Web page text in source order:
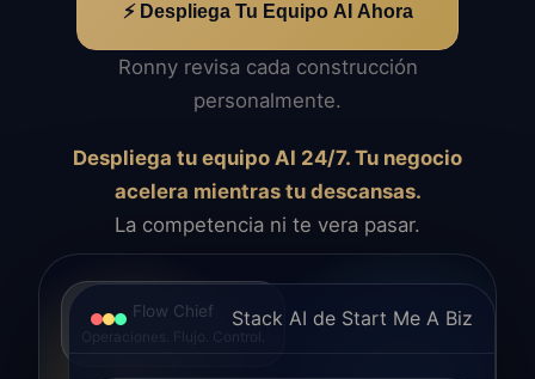
⚡ Despliega Tu Equipo AI Ahora
Ronny revisa cada construcción
personalmente.
Despliega tu equipo AI 24/7. Tu negocio
acelera mientras tu descansas.
La competencia ni te vera pasar.
Flow Chief
Operaciones. Flujo. Control.Stack AI de Start Me A Biz